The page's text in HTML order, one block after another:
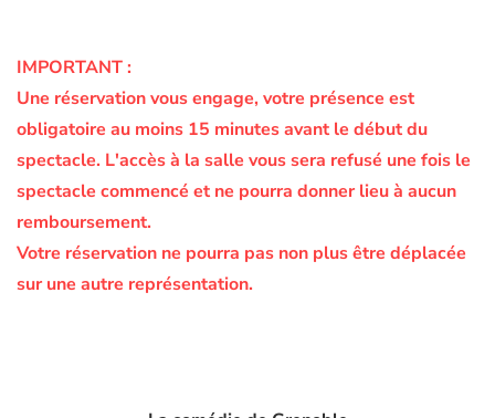
IMPORTANT :
Une réservation vous engage, votre présence est
obligatoire au moins 15 minutes avant le début du
spectacle. L'accès à la salle vous sera refusé une fois le
spectacle commencé et ne pourra donner lieu à aucun
remboursement.
Votre réservation ne pourra pas non plus être déplacée
sur une autre représentation.